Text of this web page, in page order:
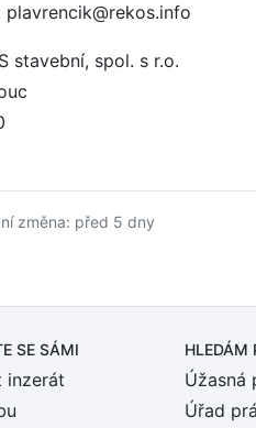
plavrencik@rekos.info
stavební, spol. s r.o.
změna: před 5 dny
SE SÁMI
inzerát
HLEDÁM
Úžasná
Úřad